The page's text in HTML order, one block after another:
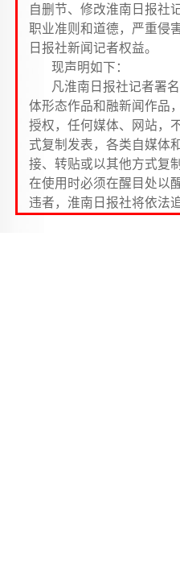
自删节、修改淮南日报社
职业准则和道德，严重侵
日报社新闻记者权益。
现声明如下：
凡淮南日报社记者署
体形态作品和融新闻作品
授权，任何媒体、网站，
式复制发表，各类自媒体
接、转贴或以其他方式复
在使用时必须在醒目处以
违者，淮南日报社将依法